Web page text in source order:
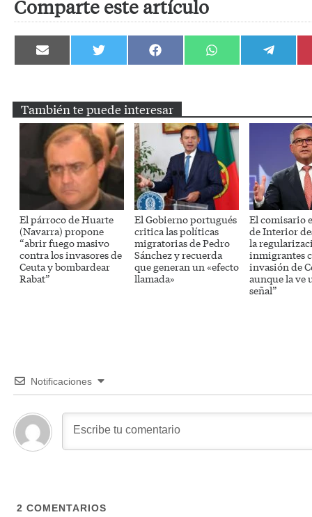
Comparte este artículo
Compartir
en
Compartir
en
Compartir
en
Compartir
en
Compartir
en
También te puede interesar
El párroco de Huarte
(Navarra) propone
“abrir fuego masivo
contra los invasores de
Ceuta y bombardear
Rabat”
El Gobierno portugués
critica las políticas
migratorias de Pedro
Sánchez y recuerda
que generan un «efecto
llamada»
El comisario
de Interior
la
inmigrantes
invasión de
aunque la ve
señal”
Notificaciones
2 COMENTARIOS